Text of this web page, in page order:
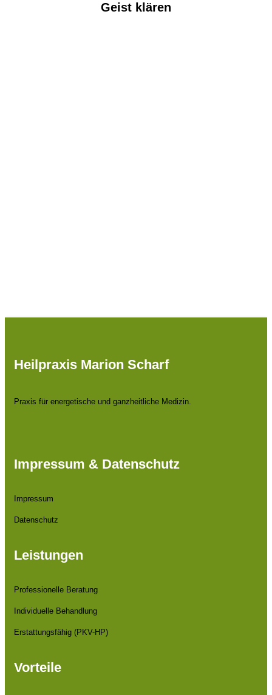
Geist klären
Heilpraxis Marion Scharf
Praxis für energetische und ganzheitliche Medizin.
Impressum & Datenschutz
Impressum
Datenschutz
Leistungen
Professionelle Beratung
Individuelle Behandlung
Erstattungsfähig (PKV-HP)
Vorteile